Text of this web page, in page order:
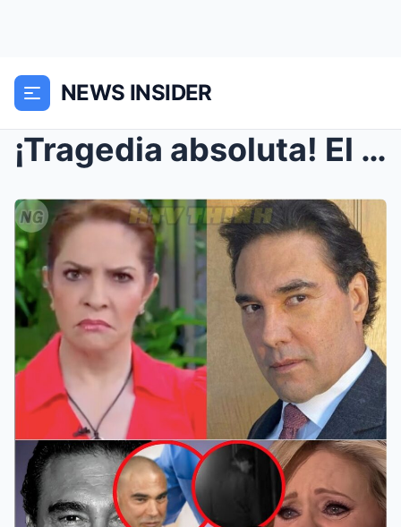
NEWS INSIDER
¡Tragedia absoluta! El desgarrador final de Eduard...